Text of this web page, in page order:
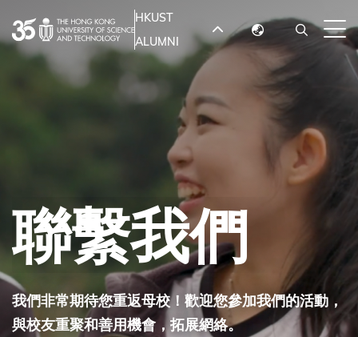
至
MORE ABOUT HKUST
UNIVERSITY NEWS
ACADEMIC
DEPARTMENTS A-Z
JOBS@HKUST
ABOUT HKUST
HKUST
ALUMNI
English
繁體中文
聯繫我們
我們非常期待您重返母校！歡迎您參加我們的活動，
與校友重聚和善用機會，拓展網絡。